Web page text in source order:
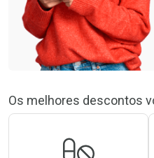
Os melhores descontos